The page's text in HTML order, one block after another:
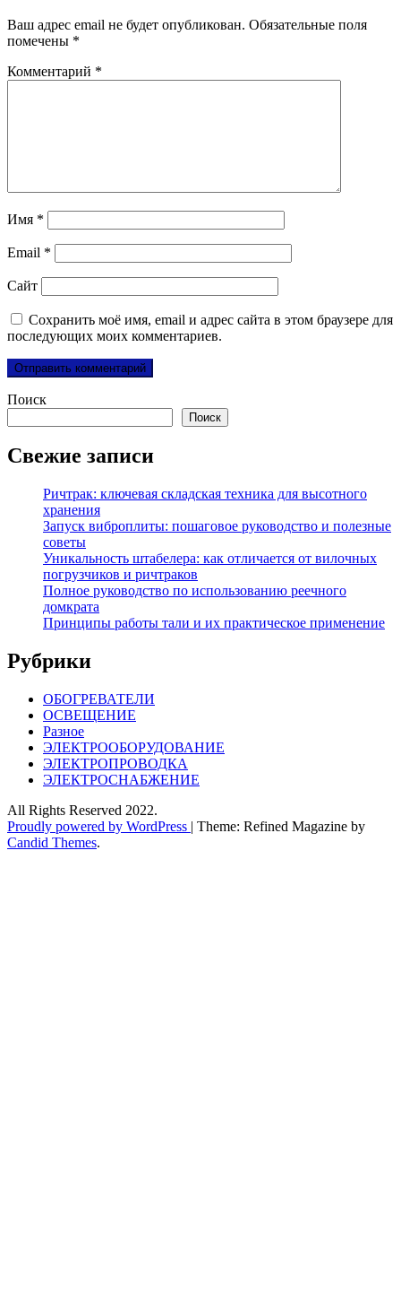
Ваш адрес email не будет опубликован. Обязательные поля
помечены *
Комментарий *
Имя *
Email *
Сайт
Сохранить моё имя, email и адрес сайта в этом браузере для
последующих моих комментариев.
Поиск
Поиск
Свежие записи
Ричтрак: ключевая складская техника для высотного
хранения
Запуск виброплиты: пошаговое руководство и полезные
советы
Уникальность штабелера: как отличается от вилочных
погрузчиков и ричтраков
Полное руководство по использованию реечного
домкрата
Принципы работы тали и их практическое применение
Рубрики
ОБОГРЕВАТЕЛИ
ОСВЕЩЕНИЕ
Разное
ЭЛЕКТРООБОРУДОВАНИЕ
ЭЛЕКТРОПРОВОДКА
ЭЛЕКТРОСНАБЖЕНИЕ
All Rights Reserved 2022.
Proudly powered by WordPress | Theme: Refined Magazine by
Candid Themes.